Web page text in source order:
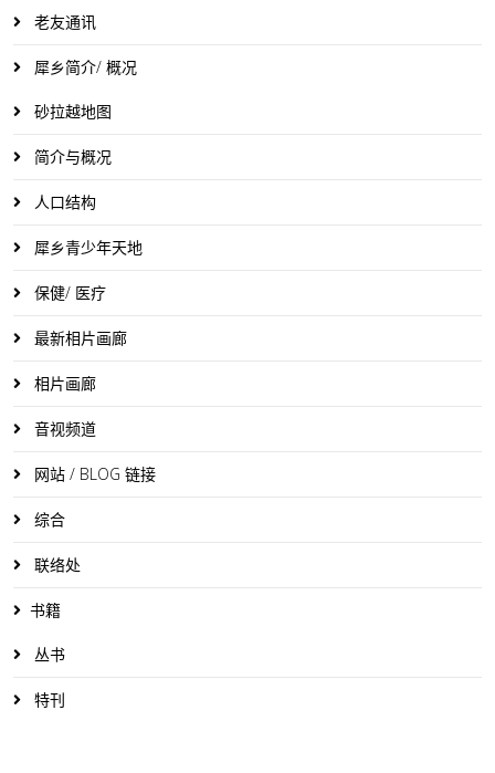
老友通讯
犀乡简介/ 概况
砂拉越地图
简介与概况
人口结构
犀乡青少年天地
保健/ 医疗
最新相片画廊
相片画廊
音视频道
网站 / BLOG 链接
综合
联络处
书籍
丛书
特刊